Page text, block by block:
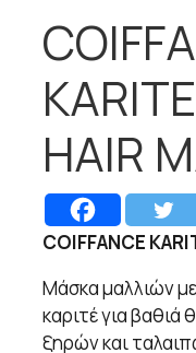
HAIR
COIFFANCE
Μάσκα μαλλιών
καριτέ για
ξηρών και